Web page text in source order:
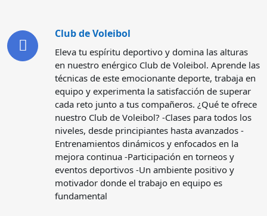
Club de Voleibol
Eleva tu espíritu deportivo y domina las alturas
en nuestro enérgico Club de Voleibol. Aprende las
técnicas de este emocionante deporte, trabaja en
equipo y experimenta la satisfacción de superar
cada reto junto a tus compañeros. ¿Qué te ofrece
nuestro Club de Voleibol? -Clases para todos los
niveles, desde principiantes hasta avanzados -
Entrenamientos dinámicos y enfocados en la
mejora continua -Participación en torneos y
eventos deportivos -Un ambiente positivo y
motivador donde el trabajo en equipo es
fundamental